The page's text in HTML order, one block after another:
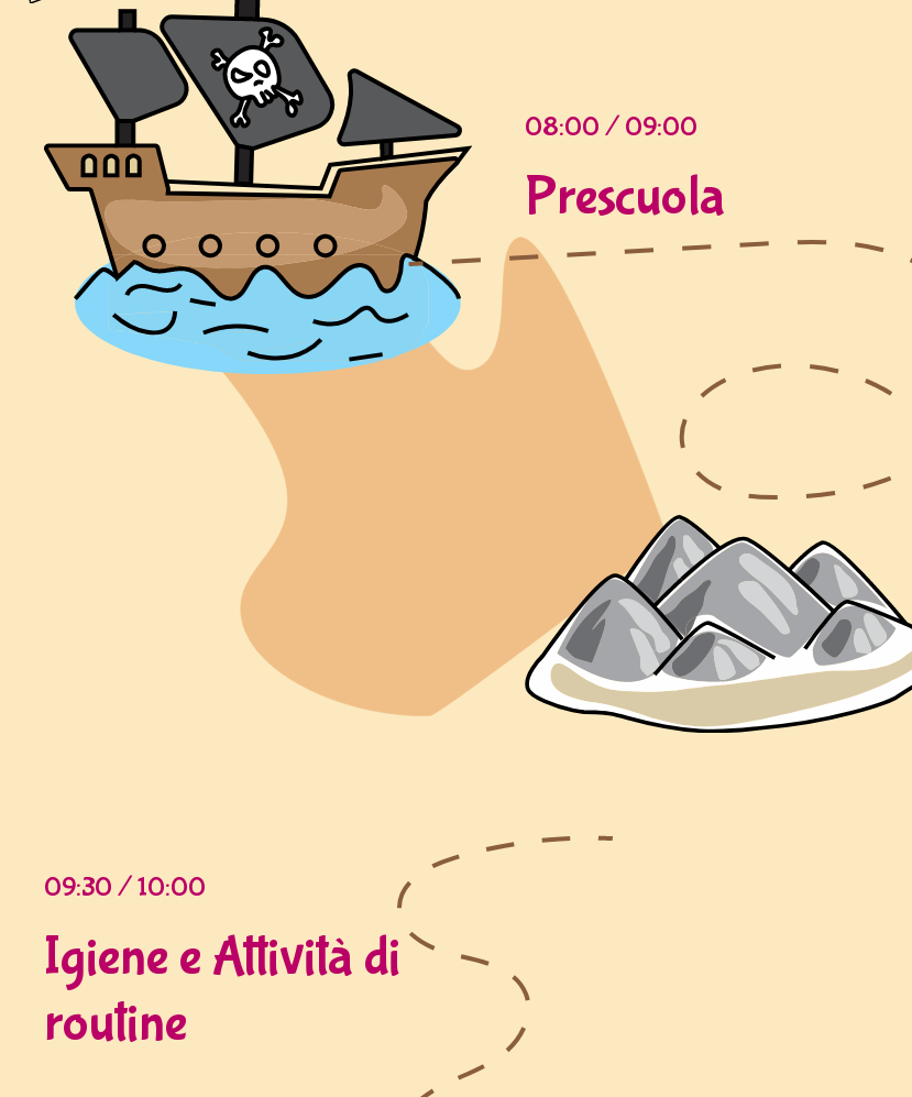
08:00 / 09:00
Prescuola
09:30 / 10:00
Igiene e Attività di
routine